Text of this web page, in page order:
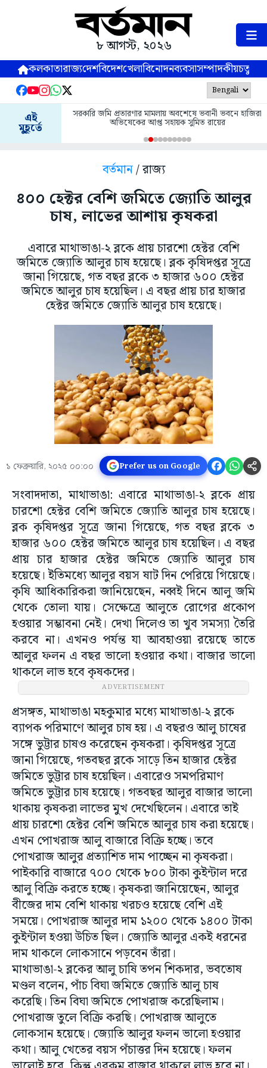
৮ আগস্ট, ২০২৬
কলকাতারাজ্যদেশবিদেশখেলাবিনোদনব্যবসাসম্পাদকীয়
এই
মুহূর্তে
সরকারি জমি প্রতারণার মামলায় অবশেষে ভবানী ভবনে হাজিরা
অভিষেকের আপ্ত সহায়ক সুমিত রায়ের
বর্তমান/ রাজ্য
৪০০ হেক্টর বেশি জমিতে জ্যোতি আলুর
চাষ, লাভের আশায় কৃষকরা
এবারে মাথাভাঙা-২ ব্লকে প্রায় চারশো হেক্টর বেশি
জমিতে জ্যোতি আলুর চাষ হয়েছে। ব্লক কৃষিদপ্তর সূত্রে
জানা গিয়েছে, গত বছর ব্লকে ৩ হাজার ৬০০ হেক্টর
জমিতে আলুর চাষ হয়েছিল। এ বছর প্রায় চার হাজার
হেক্টর জমিতে জ্যোতি আলুর চাষ হয়েছে।
১ ফেব্রুয়ারি, ২০২৫ ০০:০০ Prefer us on Google
সংবাদদাতা, মাথাভাঙা: এবারে মাথাভাঙা-২ ব্লকে প্রায়
চারশো হেক্টর বেশি জমিতে জ্যোতি আলুর চাষ হয়েছে।
ব্লক কৃষিদপ্তর সূত্রে জানা গিয়েছে, গত বছর ব্লকে ৩
হাজার ৬০০ হেক্টর জমিতে আলুর চাষ হয়েছিল। এ বছর
প্রায় চার হাজার হেক্টর জমিতে জ্যোতি আলুর চাষ
হয়েছে। ইতিমধ্যে আলুর বয়স ষাট দিন পেরিয়ে গিয়েছে।
কৃষি আধিকারিকরা জানিয়েছেন, নব্বই দিনে আলু জমি
থেকে তোলা যায়। সেক্ষেত্রে আলুতে রোগের প্রকোপ
হওয়ার সম্ভাবনা নেই। দেখা দিলেও তা খুব সমস্যা তৈরি
করবে না। এখনও পর্যন্ত যা আবহাওয়া রয়েছে তাতে
আলুর ফলন এ বছর ভালো হওয়ার কথা। বাজার ভালো
থাকলে লাভ হবে কৃষকদের।
ADVERTISEMENT
প্রসঙ্গত, মাথাভাঙা মহকুমার মধ্যে মাথাভাঙা-২ ব্লকে
ব্যাপক পরিমাণে আলুর চাষ হয়। এ বছরও আলু চাষের
সঙ্গে ভুট্টার চাষও করেছেন কৃষকরা। কৃষিদপ্তর সূত্রে
জানা গিয়েছে, গতবছর ব্লকে সাড়ে তিন হাজার হেক্টর
জমিতে ভুট্টার চাষ হয়েছিল। এবারেও সমপরিমাণ
জমিতে ভুট্টার চাষ হয়েছে। গতবছর আলুর বাজার ভালো
থাকায় কৃষকরা লাভের মুখ দেখেছিলেন। এবারে তাই
প্রায় চারশো হেক্টর বেশি জমিতে আলুর চাষ করা হয়েছে।
এখন পোখরাজ আলু বাজারে বিক্রি হচ্ছে। তবে
পোখরাজ আলুর প্রত্যাশিত দাম পাচ্ছেন না কৃষকরা।
পাইকারি বাজারে ৭০০ থেকে ৮০০ টাকা কুইন্টাল দরে
আলু বিক্রি করতে হচ্ছে। কৃষকরা জানিয়েছেন, আলুর
বীজের দাম বেশি থাকায় খরচও হয়েছে বেশি এই
সময়ে। পোখরাজ আলুর দাম ১২০০ থেকে ১৪০০ টাকা
কুইন্টাল হওয়া উচিত ছিল। জ্যোতি আলুর একই ধরনের
দাম থাকলে লোকসানে পড়বেন তাঁরা।
মাথাভাঙা-২ ব্লকের আলু চাষি তপন শিকদার, ভবতোষ
মণ্ডল বলেন, পাঁচ বিঘা জমিতে জ্যোতি আলু চাষ
করেছি। তিন বিঘা জমিতে পোখরাজ করেছিলাম।
পোখরাজ তুলে বিক্রি করছি। পোখরাজ আলুতে
লোকসান হয়েছে। জ্যোতি আলুর ফলন ভালো হওয়ার
কথা। আলু খেতের বয়স পঁচাত্তর দিন হয়েছে। ফলন